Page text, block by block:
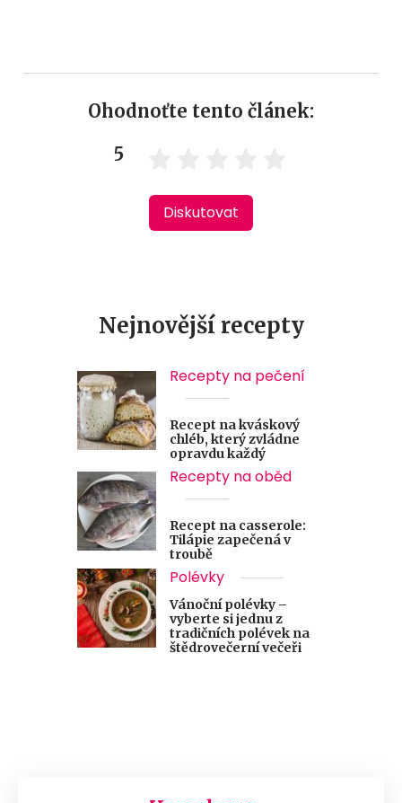
Ohodnoťte tento článek:
5
Diskutovat
Nejnovější recepty
Recepty na pečení
Recept na kváskový
chléb, který zvládne
opravdu každý
Recepty na oběd
Recept na casserole:
Tilápie zapečená v
troubě
Polévky
Vánoční polévky –
vyberte si jednu z
tradičních polévek na
štědrovečerní večeři